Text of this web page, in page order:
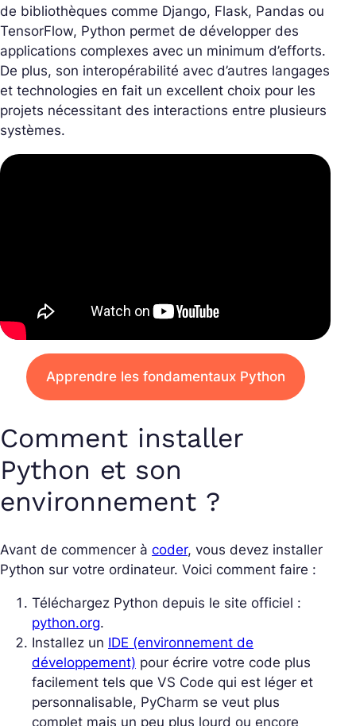
de bibliothèques comme Django, Flask, Pandas ou
TensorFlow, Python permet de développer des
applications complexes avec un minimum d’efforts.
De plus, son interopérabilité avec d’autres langages
et technologies en fait un excellent choix pour les
projets nécessitant des interactions entre plusieurs
systèmes.
Apprendre les fondamentaux Python
Comment installer
Python et son
environnement ?
Avant de commencer à coder, vous devez installer
Python sur votre ordinateur. Voici comment faire :
Téléchargez Python depuis le site officiel :
python.org.
Installez un IDE (environnement de
développement) pour écrire votre code plus
facilement tels que VS Code qui est léger et
personnalisable, PyCharm se veut plus
complet mais un peu plus lourd ou encore